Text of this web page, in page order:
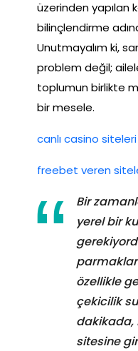
üzerinden yapılan
bilinçlendirme
Unutmayalım ki,
problem değil;
toplumun birlikte
bir mesele.
canlı casino siteleri
freebet veren
Bir
yerel bir
özellikle
çekicilik
dakikada,
sitesine